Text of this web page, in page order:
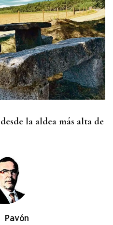
la aldea más alta de